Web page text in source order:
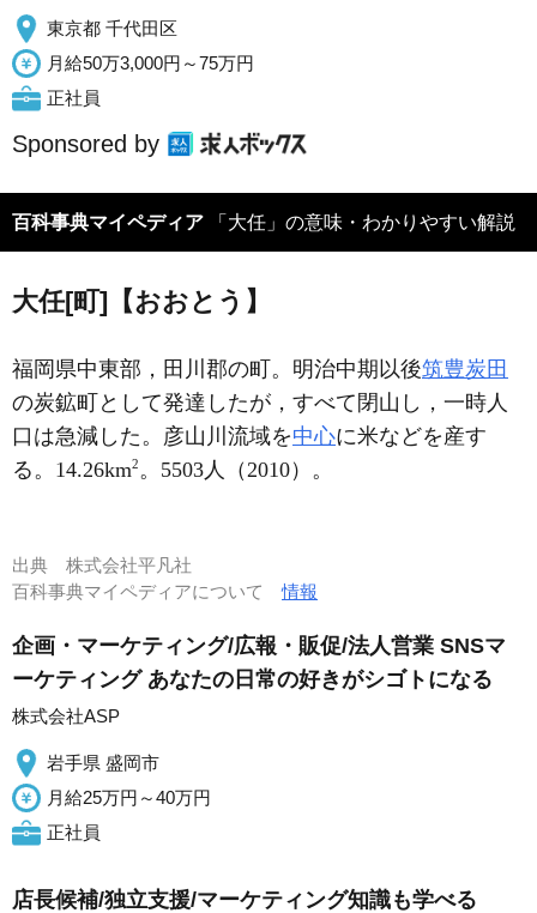
東京都 千代田区
月給50万3,000円～75万円
正社員
Sponsored by
百科事典マイペディア 「大任」の意味・わかりやすい解説
大任[町]【おおとう】
福岡県中東部，田川郡の町。明治中期以後筑豊炭田
の炭鉱町として発達したが，すべて閉山し，一時人
口は急減した。彦山川流域を中心に米などを産す
る。14.26km2。5503人（2010）。
出典 株式会社平凡社
百科事典マイペディアについて情報
企画・マーケティング/広報・販促/法人営業 SNSマ
ーケティング あなたの日常の好きがシゴトになる
株式会社ASP
岩手県 盛岡市
月給25万円～40万円
正社員
店長候補/独立支援/マーケティング知識も学べる